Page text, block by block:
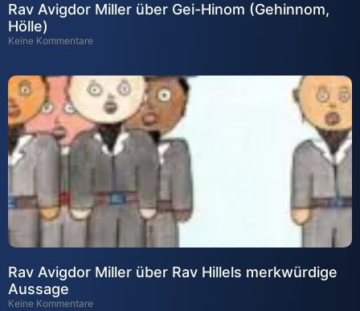
Rav Avigdor Miller über Gei-Hinom (Gehinnom,
Hölle)
Keine Kommentare
Rav Avigdor Miller über Rav Hillels merkwürdige
Aussage
Keine Kommentare